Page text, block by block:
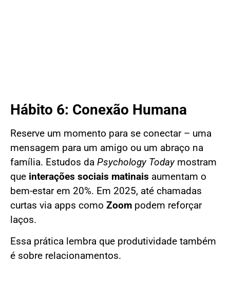
Hábito 6: Conexão Humana
Reserve um momento para se conectar – uma
mensagem para um amigo ou um abraço na
família. Estudos da Psychology Todaymostram
que interações sociais matinais aumentam o
bem-estar em 20%. Em 2025, até chamadas
curtas via apps como Zoom podem reforçar
laços.
Essa prática lembra que produtividade também
é sobre relacionamentos.